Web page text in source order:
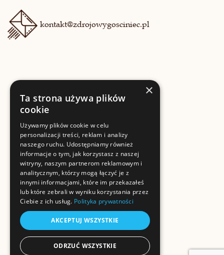
kontakt@zdrojowygosciniec.pl
×
Ta strona używa plików
cookie
Używamy plików cookie w celu
personalizacji treści, reklam i analizy
naszego ruchu. Udostępniamy również
informacje o tym, jak korzystasz z naszej
witryny, naszym partnerom reklamowym i
analitycznym, którzy mogą łączyć je z
innymi informacjami, które im przekazałeś
lub które zebrali w wyniku korzystania przez
Ciebie z ich usług. Polityka prywatności
AKCEPTUJ WSZYSTKIE
ODRZUĆ WSZYSTKIE